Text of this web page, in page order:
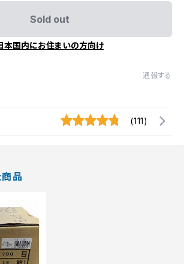
Sold out
本国内にお住まいの方向け
通報する
(111)
商品